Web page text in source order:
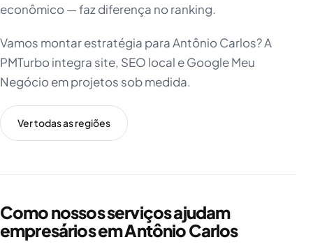
econômico — faz diferença no ranking.
Vamos montar estratégia para Antônio Carlos? A
PMTurbo integra site, SEO local e Google Meu
Negócio em projetos sob medida.
Ver todas as regiões
Como nossos serviços ajudam
empresários em Antônio Carlos